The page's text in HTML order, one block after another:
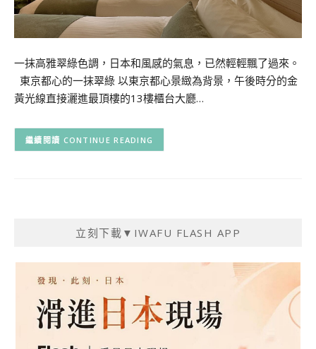
一抹高雅翠綠色調，日本和風感的氣息，已然輕輕飄了過來。
東京都心的一抹翠綠 以東京都心景緻為背景，午後時分的金
黃光線直接灑進最頂樓的13樓櫃台大廳…
CONTINUE READING
立刻下載▼IWAFU FLASH APP